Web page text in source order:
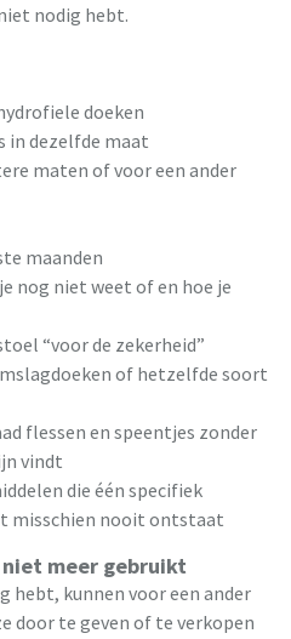
nodig hebt.
doeken
in dezelfde maat
maten of voor een ander
maanden
nog niet weet of en hoe je
“voor de zekerheid”
of hetzelfde soort
flessen en speentjes zonder
vindt
die één specifiek
misschien nooit ontstaat
meer gebruikt
hebt, kunnen voor een ander
door te geven of te verkopen